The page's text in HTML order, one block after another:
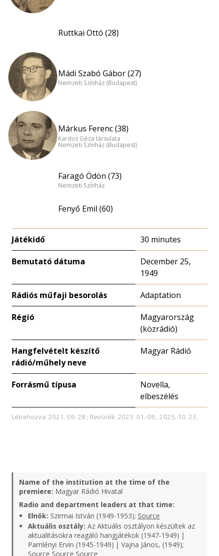
Ruttkai Ottó (28)
Mádi Szabó Gábor (27)
Nemzeti Színház (Budapest)
Márkus Ferenc (38)
Kardos Géza társulata
Nemzeti Színház (Budapest)
Faragó Ödön (73)
Nemzeti Színház
Fenyő Emil (60)
Játékidő 30 minutes
Bemutató dátuma
December 25,
1949
Rádiós műfaji besorolás Adaptation
Régió
Magyarország
(közrádió)
Hangfelvételt készítő
rádió/műhely neve
Magyar Rádió
Forrásmű típusa
Novella,
elbeszélés
Létrehozva: 2021. 09. 28.; Revíziók: 2023. 01. 08.; 2025. 10. 23.
Name of the institution at the time of the
premiere: Magyar Rádió Hivatal
Radio and department leaders at that time:
Elnök: Szirmai István (1949-1953); Source
Aktuális osztály: Az Aktuális osztályon készültek az
aktualitásokra reagáló hangjátékok (1947-1949) |
Pamlényi Ervin (1945-1949) | Vajna János, (1949);
Source Source Source